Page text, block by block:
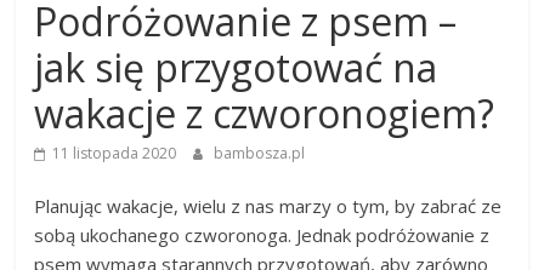
Podróżowanie z psem –
jak się przygotować na
wakacje z czworonogiem?
11 listopada 2020 bambosza.pl
Planując wakacje, wielu z nas marzy o tym, by zabrać ze
sobą ukochanego czworonoga. Jednak podróżowanie z
psem wymaga starannych przygotowań, aby zarówno